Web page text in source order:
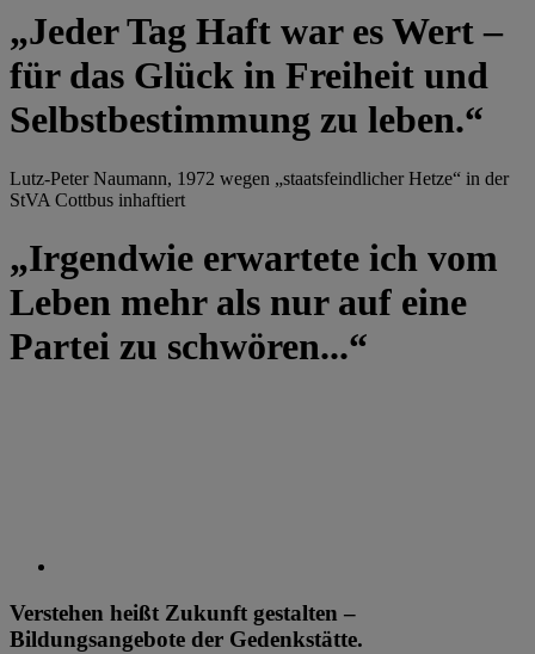
„Jeder Tag Haft war es Wert –
für das Glück in Freiheit und
Selbstbestimmung zu leben.“
Lutz-Peter Naumann, 1972 wegen „staatsfeindlicher Hetze“ in der
StVA Cottbus inhaftiert
„Irgendwie erwartete ich vom
Leben mehr als nur auf eine
Partei zu schwören...“
Verstehen heißt Zukunft gestalten –
Bildungsangebote der Gedenkstätte.